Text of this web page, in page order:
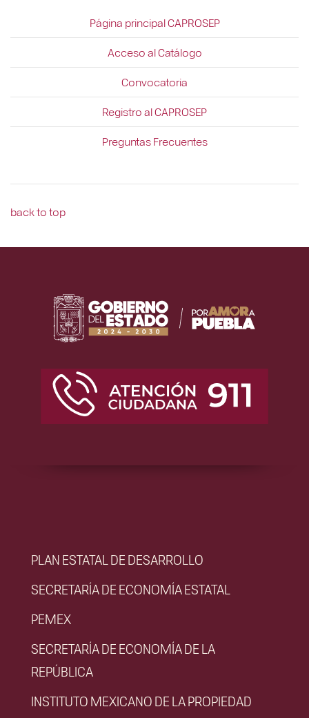
Página principal CAPROSEP
Acceso al Catálogo
Convocatoria
Registro al CAPROSEP
Preguntas Frecuentes
back to top
PLAN ESTATAL DE DESARROLLO
SECRETARÍA DE ECONOMÍA ESTATAL
PEMEX
SECRETARÍA DE ECONOMÍA DE LA
REPÚBLICA
INSTITUTO MEXICANO DE LA PROPIEDAD